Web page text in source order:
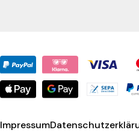
Zahlungsmethoden
Impressum